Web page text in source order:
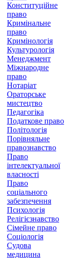
Конституційне
право
Кримінальне
право
Кримінологія
Культурологія
Менеджмент
Міжнародне
право
Нотаріат
Ораторське
мистецтво
Педагогіка
Податкове право
Політологія
Порівняльне
правознавство
Право
інтелектуальної
власності
Право
соціального
забезпечення
Психологія
Релігієзнавство
Сімейне право
Соціологія
Судова
медицина